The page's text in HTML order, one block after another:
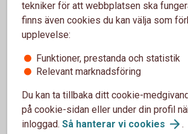
0 kr
Avkastning per år (%)
tekniker för att webbplatsen ska
finns även cookies du kan välja som
upplevelse:
Funktioner, prestanda och statistik
Relevant marknadsföring
Du kan ta tillbaka ditt cookie-
på cookie-sidan eller under din profil
inloggad. Så hanterar vi cookies .